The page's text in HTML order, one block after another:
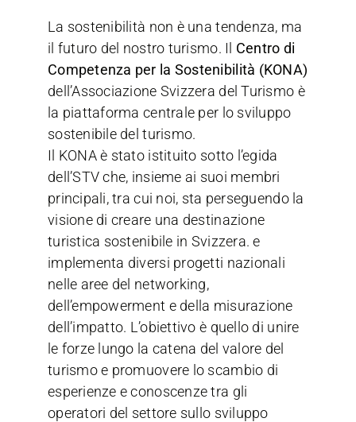
La sostenibilità non è una tendenza, ma
il futuro del nostro turismo. Il Centro di
Competenza per la Sostenibilità (KONA)
dell’Associazione Svizzera del Turismo è
la piattaforma centrale per lo sviluppo
sostenibile del turismo.
Il KONA è stato istituito sotto l’egida
dell’STV che, insieme ai suoi membri
principali, tra cui noi, sta perseguendo la
visione di creare una destinazione
turistica sostenibile in Svizzera.e
implementa diversi progetti nazionali
nelle aree del networking,
dell’empowerment e della misurazione
dell’impatto. L’obiettivo è quello di unire
le forze lungo la catena del valore del
turismo e promuovere lo scambio di
esperienze e conoscenze tra gli
operatori del settore sullo sviluppo